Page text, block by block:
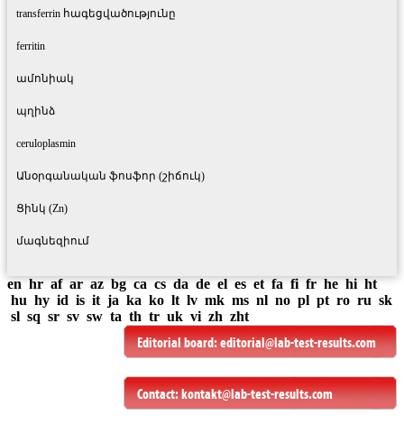
transferrin հագեցվածությունը
ferritin
ամոնիակ
պղինձ
ceruloplasmin
Անօրգանական ֆոսֆոր (շիճուկ)
Ցինկ (Zn)
մագնեզիում
en hr af ar az bg ca cs da de el es et fa fi fr he hi ht
hu hy id is it ja ka ko lt lv mk ms nl no pl pt ro ru sk
sl sq sr sv sw ta th tr uk vi zh zht
Editorial board:editorial@lab-test-results.com
Contact:kontakt@lab-test-results.com